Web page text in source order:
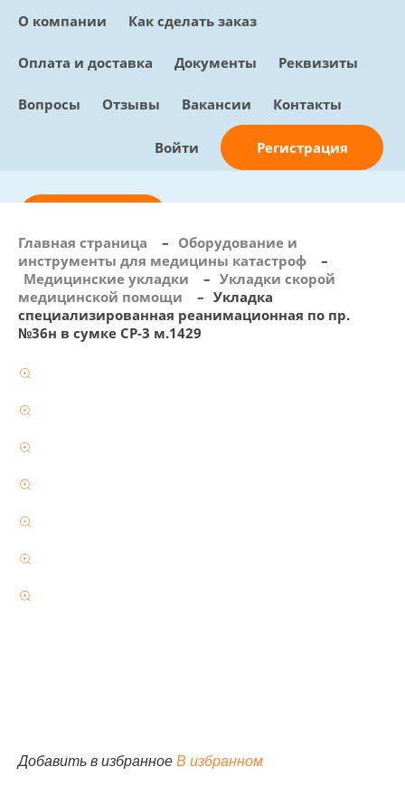
О компании Как сделать заказ
Оплата и доставка Документы Реквизиты
Вопросы Отзывы Вакансии Контакты
Войти Регистрация
info@sunmed.ru
Пн – Пт: с 10:00 - 18:00
+7 (495) 730-90-25
Перезвоните мне
Главная страница – Оборудование и
инструменты для медицины катастроф
–
Медицинские укладки
– Укладки скорой
медицинской помощи
– Укладка
специализированная реанимационная по пр.
№36н в сумке СР-3 м.1429
Добавить в избранное В избранном